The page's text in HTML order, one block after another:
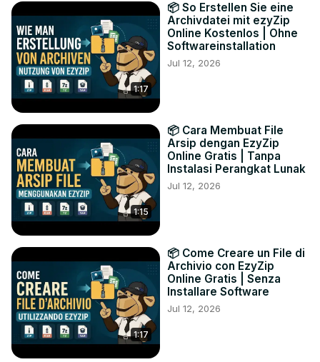
1:17
📦 So Erstellen Sie eine
Archivdatei mit ezyZip
Online Kostenlos | Ohne
Softwareinstallation
Jul 12, 2026
1:15
📦 Cara Membuat File
Arsip dengan EzyZip
Online Gratis | Tanpa
Instalasi Perangkat Lunak
Jul 12, 2026
1:17
📦 Come Creare un File di
Archivio con EzyZip
Online Gratis | Senza
Installare Software
Jul 12, 2026